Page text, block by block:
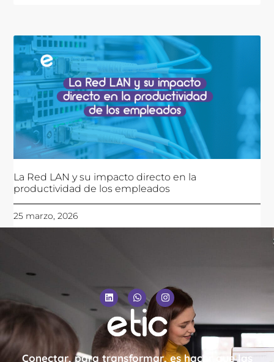
La Red LAN y su impacto directo en la
productividad de los empleados
25 marzo, 2026
Conectar, para transformar, es hacer que las